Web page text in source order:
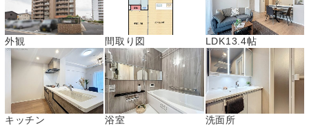
外観 間取り図 LDK13.4帖
キッチン 浴室 洗面所